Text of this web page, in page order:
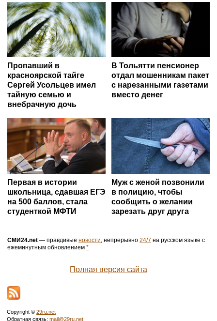
Пропавший в
красноярской тайге
Сергей Усольцев имел
тайную семью и
внебрачную дочь
В Тольятти пенсионер
отдал мошенникам пакет
с нарезанными газетами
вместо денег
Первая в истории
школьница, сдавшая ЕГЭ
на 500 баллов, стала
студенткой МФТИ
Муж с женой позвонили
в полицию, чтобы
сообщить о желании
зарезать друг друга
СМИ24.net — правдивые новости , непрерывно 24/7 на русском языке с
ежеминутным обновлением *
Полная версия сайта
Copyright © 29ru.net
Обратная связь: mail@29ru.net